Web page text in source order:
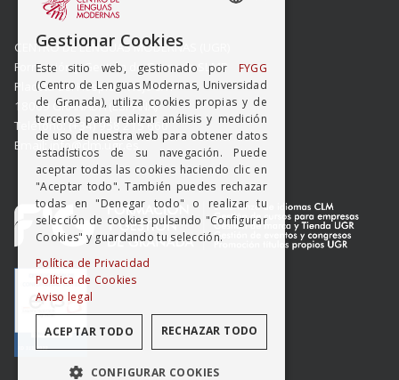
CENTRO DE LENGUAS MODERNAS (UGR)
Formación y Gestión de Granada SLMP
Placeta del Hospicio Viejo s/n
18009 GRANADA (ESPAÑA)
Teléfono: (+34) 958 215 660
Email: info@clm.ugr.es
Gestionar Cookies
Este sitio web, gestionado por FYGG
(Centro de Lenguas Modernas, Universidad
de Granada), utiliza cookies propias y de
terceros para realizar análisis y medición
de uso de nuestra web para obtener datos
estadísticos de su navegación. Puede
aceptar todas las cookies haciendo clic en
"Aceptar todo". También puedes rechazar
todas en "Denegar todo" o realizar tu
selección de cookies pulsando "Configurar
Cookies" y guardando tu selección.
Política de Privacidad
Política de Cookies
Aviso legal
ACEPTAR TODO RECHAZAR TODO
CONFIGURAR COOKIES